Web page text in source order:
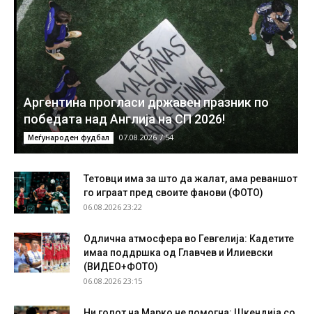
Аргентина прогласи државен празник по
победата над Англија на СП 2026!
Меѓународен фудбал 07.08.2026 7:54
Тетовци има за што да жалат, ама реваншот
го играат пред своите фанови (ФОТО)
06.08.2026 23:22
Одлична атмосфера во Гевгелија: Кадетите
имаа поддршка од Главчев и Илиевски
(ВИДЕО+ФОТО)
06.08.2026 23:15